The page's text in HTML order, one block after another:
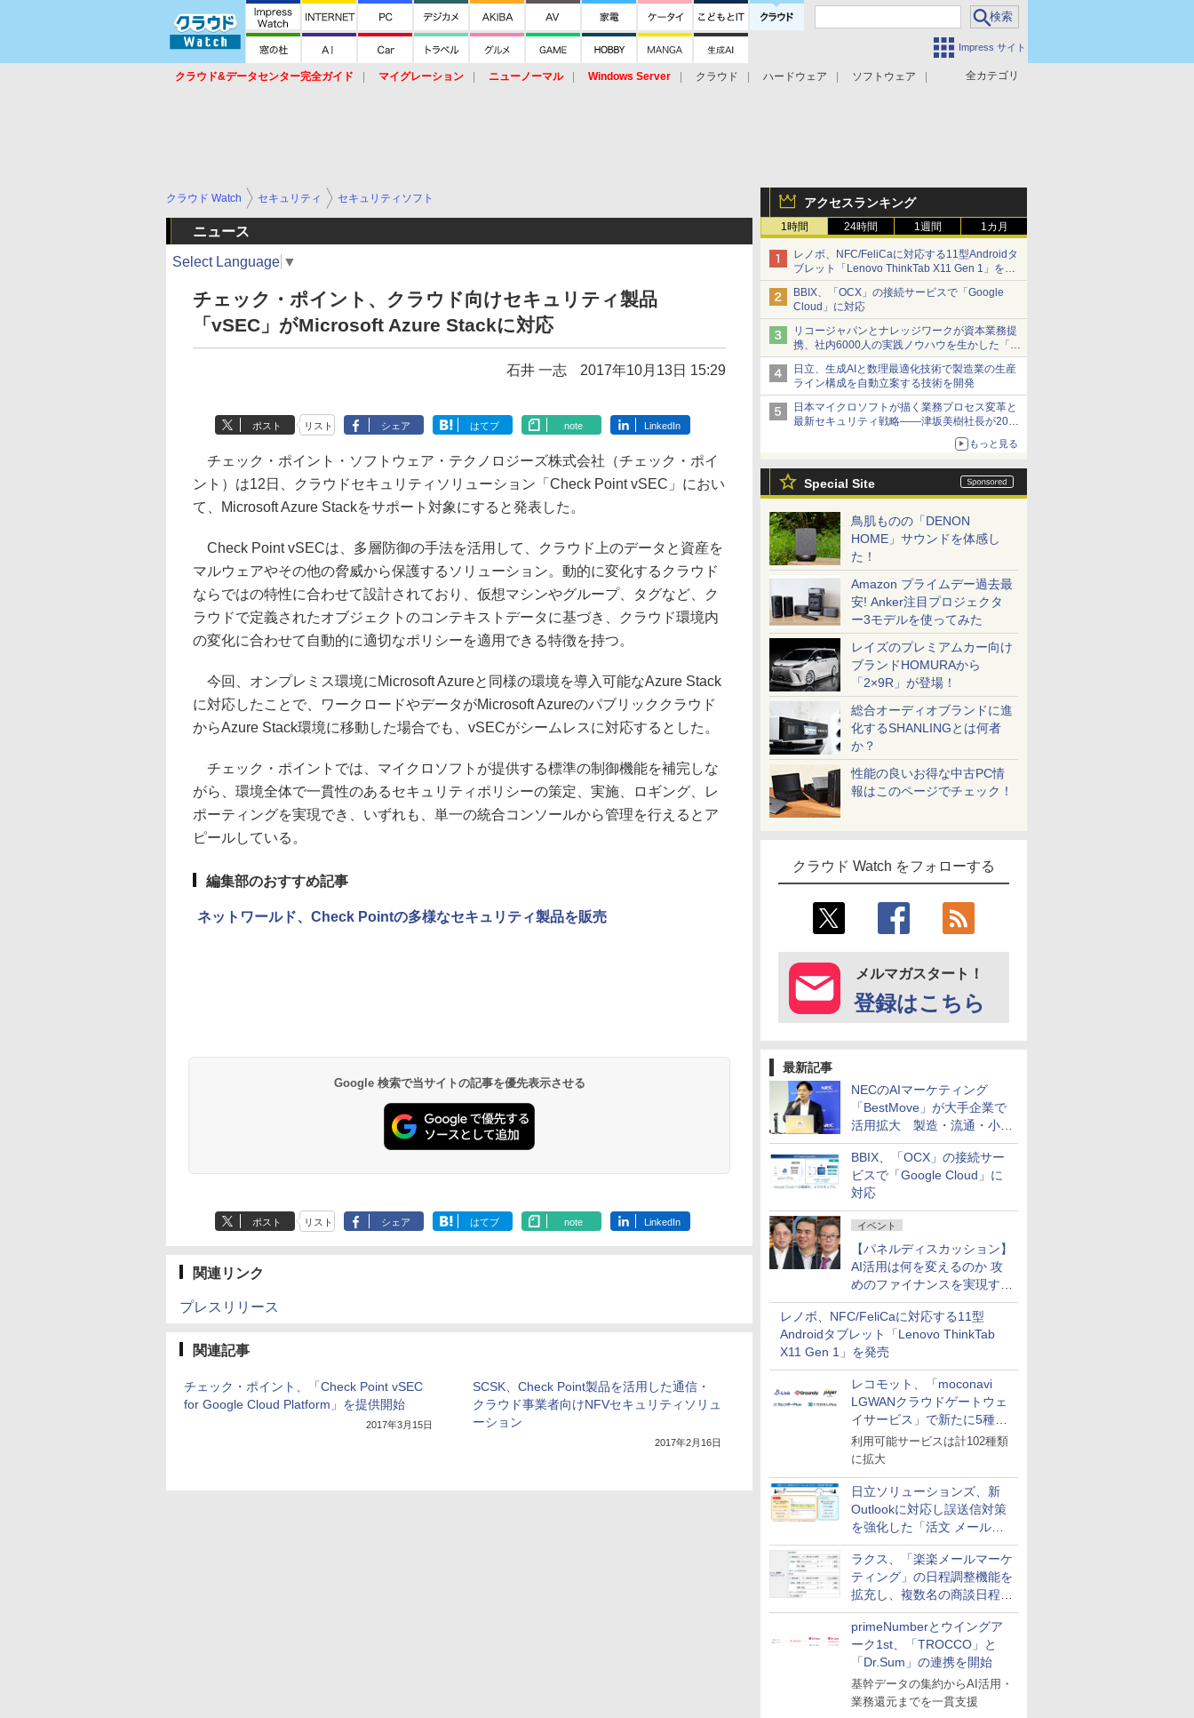
Impress サイト
全カテゴリ
クラウド&データセンター完全ガイド マイグレーション ニューノーマル Windows Server クラウド ハードウェア
ソフトウェア
アクセスランキング
1時間 24時間 1週間 1カ月
レノボ、NFC/FeliCaに対応する11型Androidタ
ブレット「Lenovo ThinkTab X11 Gen 1」を発
売
BBIX、「OCX」の接続サービスで「Google
Cloud」に対応
リコージャパンとナレッジワークが資本業務提
携、社内6000人の実践ノウハウを生かした「AI
商談記録 for RICOH」を展開へ
日立、生成AIと数理最適化技術で製造業の生産
ライン構成を自動立案する技術を開発
日本マイクロソフトが描く業務プロセス変革と
最新セキュリティ戦略――津坂美樹社長が2027
もっと見る
Special Site
鳥肌ものの「DENON
HOME」サウンドを体感し
た！
Amazon プライムデー過去最
安! Anker注目プロジェクタ
ー3モデルを使ってみた
レイズのプレミアムカー向け
ブランドHOMURAから
「2×9R」が登場！
総合オーディオブランドに進
化するSHANLINGとは何者
か？
性能の良いお得な中古PC情
報はこのページでチェック！
クラウド Watch をフォローする
メルマガスタート！
登録はこちら
最新記事
NECのAIマーケティング
「BestMove」が大手企業で
活用拡大 製造・流通・小売
企業・広告代理店などが実装
フェーズへ
BBIX、「OCX」の接続サー
ビスで「Google Cloud」に
対応
イベント
【パネルディスカッション】
AI活用は何を変えるのか 攻
めのファイナンスを実現する
業務設計とマインドセット変
革
レノボ、NFC/FeliCaに対応する11型
Androidタブレット「Lenovo ThinkTab
X11 Gen 1」を発売
レコモット、「moconavi
LGWANクラウドゲートウェ
イサービス」で新たに5種類
のサービスと連携開始
利用可能サービスは計102種類
に拡大
日立ソリューションズ、新
Outlookに対応し誤送信対策
を強化した「活文 メール誤
送信防止アドインサービス」
を提供
ラクス、「楽楽メールマーケ
ティング」の日程調整機能を
拡充し、複数名の商談日程調
整を効率化
primeNumberとウイングア
ーク1st、「TROCCO」と
「Dr.Sum」の連携を開始
基幹データの集約からAI活用・
業務還元までを一貫支援
クラウド Watch セキュリティ セキュリティソフト
ニュース
Select Language ▼
チェック・ポイント、クラウド向けセキュリティ製品
「vSEC」がMicrosoft Azure Stackに対応
石井 一志 2017年10月13日 15:29
ポスト リスト シェア はてブ note LinkedIn
チェック・ポイント・ソフトウェア・テクノロジーズ株式会社（チェック・ポイ
ント）は12日、クラウドセキュリティソリューション「Check Point vSEC」におい
て、Microsoft Azure Stackをサポート対象にすると発表した。
Check Point vSECは、多層防御の手法を活用して、クラウド上のデータと資産を
マルウェアやその他の脅威から保護するソリューション。動的に変化するクラウド
ならではの特性に合わせて設計されており、仮想マシンやグループ、タグなど、ク
ラウドで定義されたオブジェクトのコンテキストデータに基づき、クラウド環境内
の変化に合わせて自動的に適切なポリシーを適用できる特徴を持つ。
今回、オンプレミス環境にMicrosoft Azureと同様の環境を導入可能なAzure Stack
に対応したことで、ワークロードやデータがMicrosoft Azureのパブリッククラウド
からAzure Stack環境に移動した場合でも、vSECがシームレスに対応するとした。
チェック・ポイントでは、マイクロソフトが提供する標準の制御機能を補完しな
がら、環境全体で一貫性のあるセキュリティポリシーの策定、実施、ロギング、レ
ポーティングを実現でき、いずれも、単一の統合コンソールから管理を行えるとア
ピールしている。
編集部のおすすめ記事
ネットワールド、Check Pointの多様なセキュリティ製品を販売
Google 検索で当サイトの記事を優先表示させる
ポスト リスト シェア はてブ note LinkedIn
関連リンク
プレスリリース
関連記事
チェック・ポイント、「Check Point vSEC
for Google Cloud Platform」を提供開始
2017年3月15日
SCSK、Check Point製品を活用した通信・
クラウド事業者向けNFVセキュリティソリュ
ーション
2017年2月16日